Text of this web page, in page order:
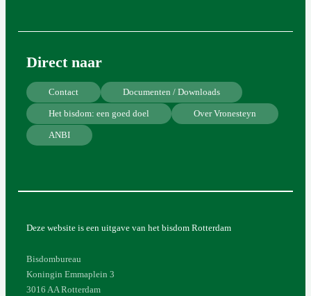
Direct naar
Contact Documenten / Downloads
Het bisdom: een goed doel Over Vronesteyn
ANBI
Deze website is een uitgave van het bisdom Rotterdam
Bisdombureau
Koningin Emmaplein 3
3016 AA Rotterdam